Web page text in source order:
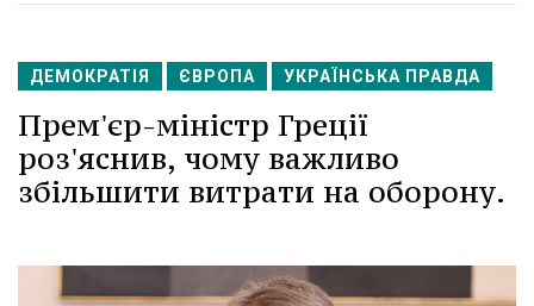
ДЕМОКРАТІЯ ЄВРОПА УКРАЇНСЬКА ПРАВДА
Прем'єр-міністр Греції
роз'яснив, чому важливо
збільшити витрати на оборону.